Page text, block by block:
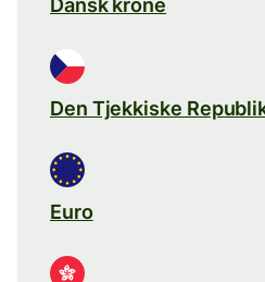
Dansk krone
Den Tjekkiske
Euro